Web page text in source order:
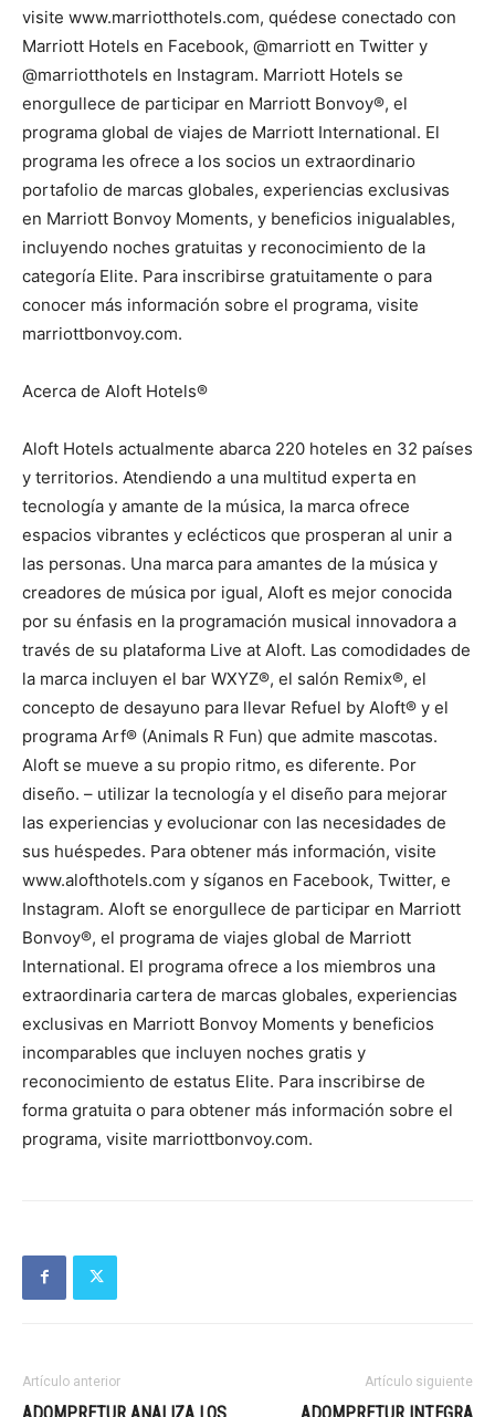
visite www.marriotthotels.com, quédese conectado con
Marriott Hotels en Facebook, @marriott en Twitter y
@marriotthotels en Instagram. Marriott Hotels se
enorgullece de participar en Marriott Bonvoy®, el
programa global de viajes de Marriott International. El
programa les ofrece a los socios un extraordinario
portafolio de marcas globales, experiencias exclusivas
en Marriott Bonvoy Moments, y beneficios inigualables,
incluyendo noches gratuitas y reconocimiento de la
categoría Elite. Para inscribirse gratuitamente o para
conocer más información sobre el programa, visite
marriottbonvoy.com.
Acerca de Aloft Hotels®
Aloft Hotels actualmente abarca 220 hoteles en 32 países
y territorios. Atendiendo a una multitud experta en
tecnología y amante de la música, la marca ofrece
espacios vibrantes y eclécticos que prosperan al unir a
las personas. Una marca para amantes de la música y
creadores de música por igual, Aloft es mejor conocida
por su énfasis en la programación musical innovadora a
través de su plataforma Live at Aloft. Las comodidades de
la marca incluyen el bar WXYZ®, el salón Remix®, el
concepto de desayuno para llevar Refuel by Aloft® y el
programa Arf® (Animals R Fun) que admite mascotas.
Aloft se mueve a su propio ritmo, es diferente. Por
diseño. – utilizar la tecnología y el diseño para mejorar
las experiencias y evolucionar con las necesidades de
sus huéspedes. Para obtener más información, visite
www.alofthotels.com y síganos en Facebook, Twitter, e
Instagram. Aloft se enorgullece de participar en Marriott
Bonvoy®, el programa de viajes global de Marriott
International. El programa ofrece a los miembros una
extraordinaria cartera de marcas globales, experiencias
exclusivas en Marriott Bonvoy Moments y beneficios
incomparables que incluyen noches gratis y
reconocimiento de estatus Elite. Para inscribirse de
forma gratuita o para obtener más información sobre el
programa, visite marriottbonvoy.com.
Artículo anterior
ADOMPRETUR ANALIZA LOS
Artículo siguiente
ADOMPRETUR INTEGRA